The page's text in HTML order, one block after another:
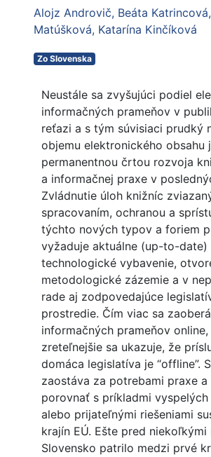
Alojz Androvič Beáta Katrincová
Matúšková Katarína Kinčíková
Zo Slovenska
Neustále sa zvyšujúci podiel
informačných prameňov v
reťazi a s tým súvisiaci prudký
objemu elektronického obsahu
permanentnou črtou rozvoja
a informačnej praxe v
Zvládnutie úloh knižníc
spracovaním, ochranou a
týchto nových typov a foriem
vyžaduje aktuálne (up-to-date)
technologické vybavenie,
metodologické zázemie a v
rade aj zodpovedajúce
prostredie. Čím viac sa
informačných prameňov
zreteľnejšie sa ukazuje, že
domáca legislatíva je “offline”.
zaostáva za potrebami praxe a
porovnať s príkladmi vyspelých
alebo prijateľnými riešeniami
krajín EÚ. Ešte pred niekoľkými
Slovensko patrilo medzi prvé